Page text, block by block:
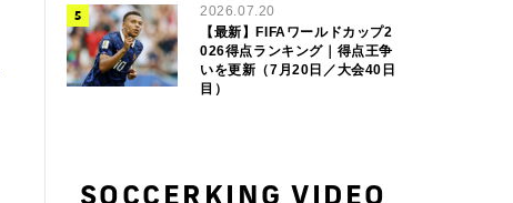
2026.07.20
【最新】FIFAワールドカップ2
026得点ランキング｜得点王争
いを更新（7月20日／大会40日
目）
SOCCERKING VIDEO